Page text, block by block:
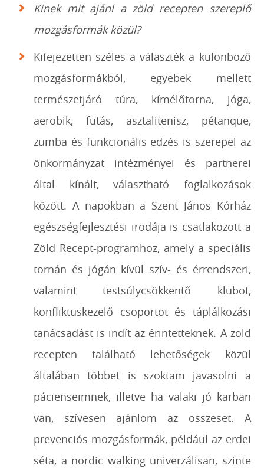
Kinek mit ajánl a zöld recepten szereplő
mozgásformák közül?
Kifejezetten széles a választék a különböző
mozgásformákból, egyebek mellett
természetjáró túra, kímélőtorna, jóga,
aerobik, futás, asztalitenisz, pétanque,
zumba és funkcionális edzés is szerepel az
önkormányzat intézményei és partnerei
által kínált, választható foglalkozások
között. A napokban a Szent János Kórház
egészségfejlesztési irodája is csatlakozott a
Zöld Recept-programhoz, amely a speciális
tornán és jógán kívül szív- és érrendszeri,
valamint testsúlycsökkentő klubot,
konfliktuskezelő csoportot és táplálkozási
tanácsadást is indít az érintetteknek. A zöld
recepten található lehetőségek közül
általában többet is szoktam javasolni a
pácienseimnek, illetve ha valaki jó karban
van, szívesen ajánlom az összeset. A
prevenciós mozgásformák, például az erdei
séta, a nordic walking univerzálisan, szinte